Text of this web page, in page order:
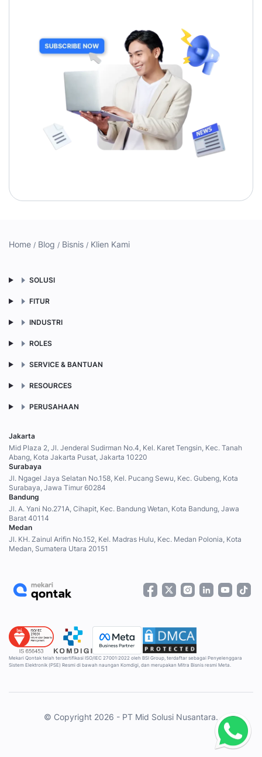
Home Blog Bisnis Klien Kami
SOLUSI
FITUR
INDUSTRI
ROLES
SERVICE & BANTUAN
RESOURCES
PERUSAHAAN
Jakarta
Mid Plaza 2, Jl. Jenderal Sudirman No.4, Kel. Karet Tengsin, Kec. Tanah
Abang, Kota Jakarta Pusat, Jakarta 10220
Surabaya
Jl. Ngagel Jaya Selatan No.158, Kel. Pucang Sewu, Kec. Gubeng, Kota
Surabaya, Jawa Timur 60284
Bandung
Jl. A. Yani No.271A, Cihapit, Kec. Bandung Wetan, Kota Bandung, Jawa
Barat 40114
Medan
Jl. KH. Zainul Arifin No.152, Kel. Madras Hulu, Kec. Medan Polonia, Kota
Medan, Sumatera Utara 20151
Mekari Qontak telah tersertifikasi ISO/IEC 27001:2022 oleh BSI Group, terdaftar sebagai Penyelenggara
Sistem Elektronik (PSE) Resmi di bawah naungan Komdigi, dan merupakan Mitra Bisnis resmi Meta.
© Copyright 2026 - PT Mid Solusi Nusantara.